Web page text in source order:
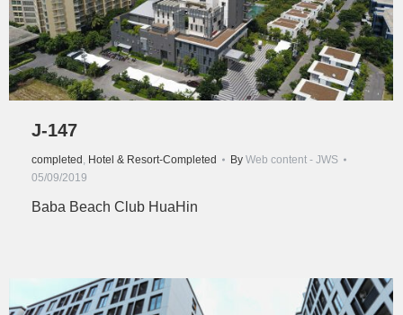
J-147
completed, Hotel & Resort-Completed By Web content - JWS
05/09/2019
Baba Beach Club HuaHin